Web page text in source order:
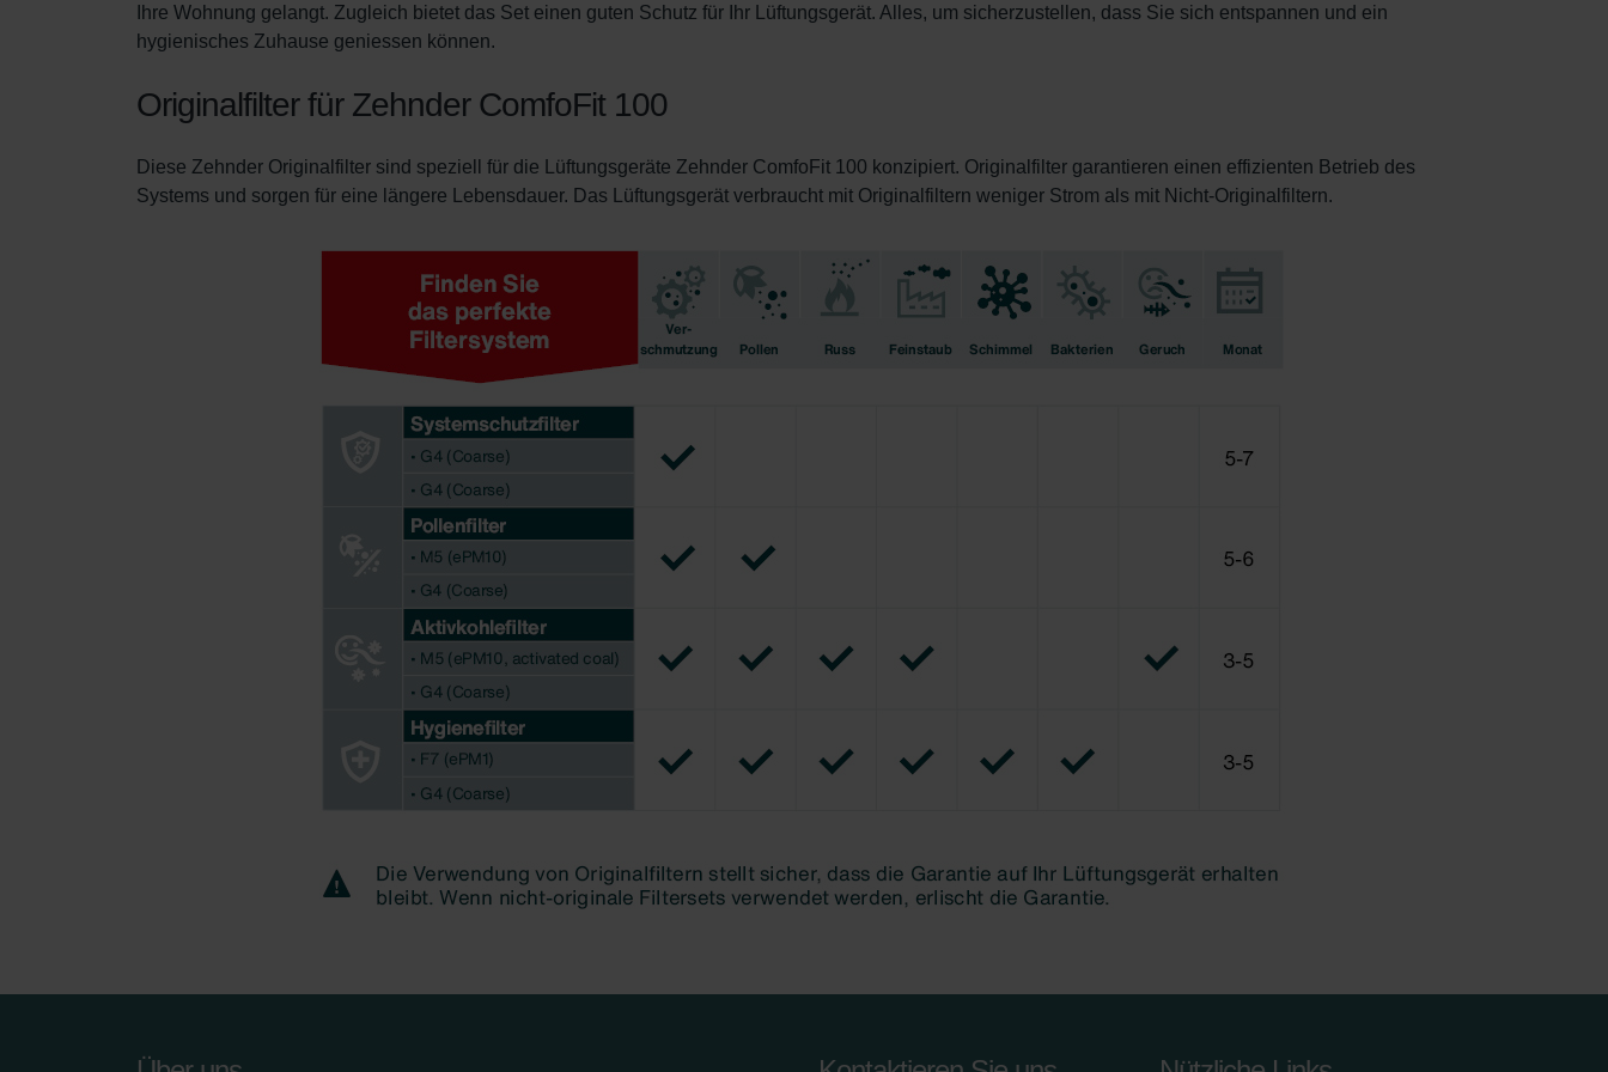
Zehnder Group Schweiz AG: Datenschutz
Zehnder Polska Sp. z o.o.: Oświadczenie o ochronie danych Zehnder
Zehnder Group Deutschland GmbH
Ihre Wohnung gelangt. Zugleich bietet das Set einen guten Schutz für Ihr Lüftungsgerät. Alles, um sicherzustellen, dass Sie sich entspannen und ein
hygienisches Zuhause geniessen können.
Originalfilter für Zehnder ComfoFit 100
Diese Zehnder Originalfilter sind speziell für die Lüftungsgeräte Zehnder ComfoFit 100 konzipiert. Originalfilter garantieren einen effizienten Betrieb des
Systems und sorgen für eine längere Lebensdauer. Das Lüftungsgerät verbraucht mit Originalfiltern weniger Strom als mit Nicht-Originalfiltern.